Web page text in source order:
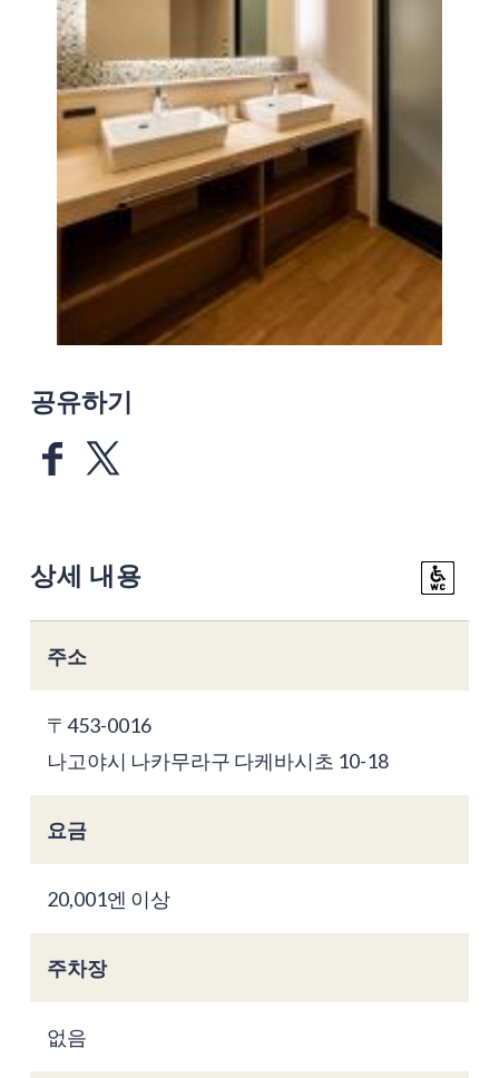
공유하기
상세 내용
주소
〒453-0016
나고야시 나카무라구 다케바시초 10-18
요금
20,001엔 이상
주차장
없음